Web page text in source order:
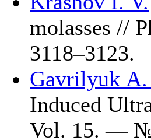
molasses //
3118–3123.
Gavrilyuk A.
Induced
Vol. 15. —